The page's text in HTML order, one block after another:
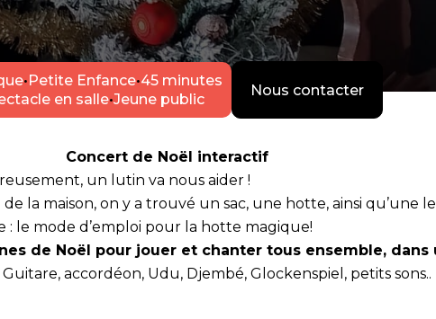
•Petite Enfance•45 minutes
en salle•Jeune public
Nous contacter
Concert de Noël interactif
un lutin va nous aider !
la maison, on y a trouvé un sac, une hotte, ainsi qu’une
le mode d’emploi pour la hotte magique!
de Noël pour jouer et chanter tous ensemble, dans
accordéon, Udu, Djembé, Glockenspiel, petits sons..